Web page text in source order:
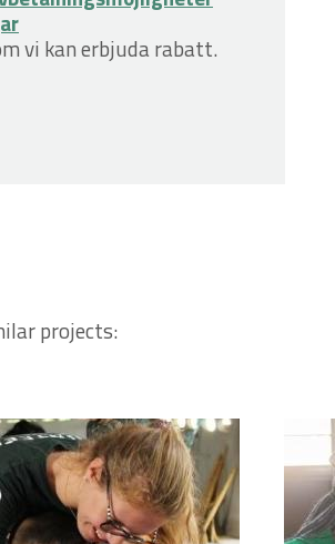
vi kan erbjuda rabatt.
projects: